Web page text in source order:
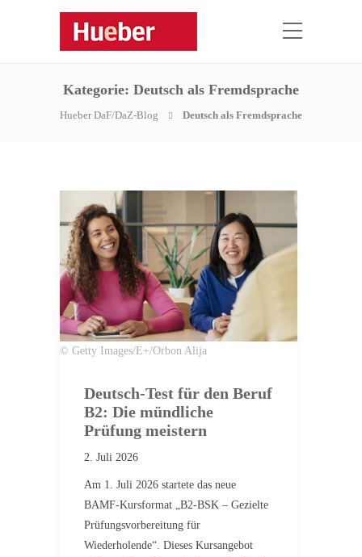
Kategorie: Deutsch als Fremdsprache
Hueber DaF/DaZ-Blog Deutsch als Fremdsprache
© Getty Images/E+/Orbon Alija
Deutsch-Test für den Beruf
B2: Die mündliche
Prüfung meistern
2. Juli 2026
Am 1. Juli 2026 startete das neue
BAMF-Kursformat „B2-BSK – Gezielte
Prüfungsvorbereitung für
Wiederholende“. Dieses Kursangebot